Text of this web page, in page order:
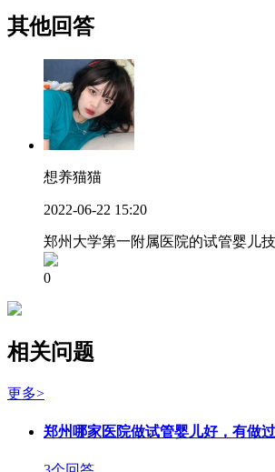
其他回答
想养猫猫
2022-06-22 15:20
郑州大学第一附属医院的试管婴儿
0
相关问题
更多>
郑州哪家医院做试管婴儿好，有做